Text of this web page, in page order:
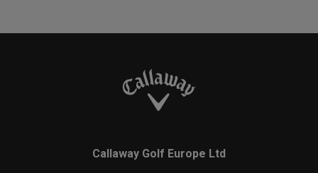
Callaway Golf Europe Ltd